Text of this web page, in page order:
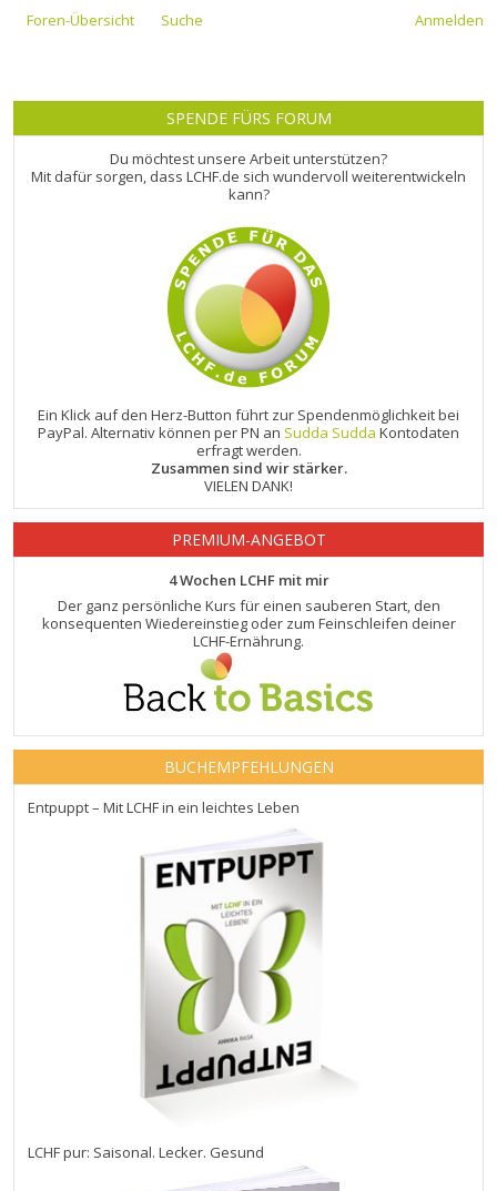
Foren-Übersicht Suche Anmelden
SPENDE FÜRS FORUM
Du möchtest unsere Arbeit unterstützen?
Mit dafür sorgen, dass LCHF.de sich wundervoll weiterentwickeln
kann?
Ein Klick auf den Herz-Button führt zur Spendenmöglichkeit bei
PayPal. Alternativ können per PN an Sudda Sudda Kontodaten
erfragt werden.
Zusammen sind wir stärker.
VIELEN DANK!
PREMIUM-ANGEBOT
4 Wochen LCHF mit mir
Der ganz persönliche Kurs für einen sauberen Start, den
konsequenten Wiedereinstieg oder zum Feinschleifen deiner
LCHF-Ernährung.
BUCHEMPFEHLUNGEN
Entpuppt – Mit LCHF in ein leichtes Leben
LCHF pur: Saisonal. Lecker. Gesund